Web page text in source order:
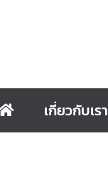
เกี่ยวกับเรา